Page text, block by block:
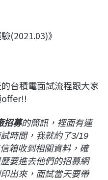
(2021.03)》
台積電面試流程跟大家
offer!!
招募的簡訊，裡面有連
時間，我就約了3/19
箱收到相關資料，確
要進去他們的招募網
出來，面試當天要帶